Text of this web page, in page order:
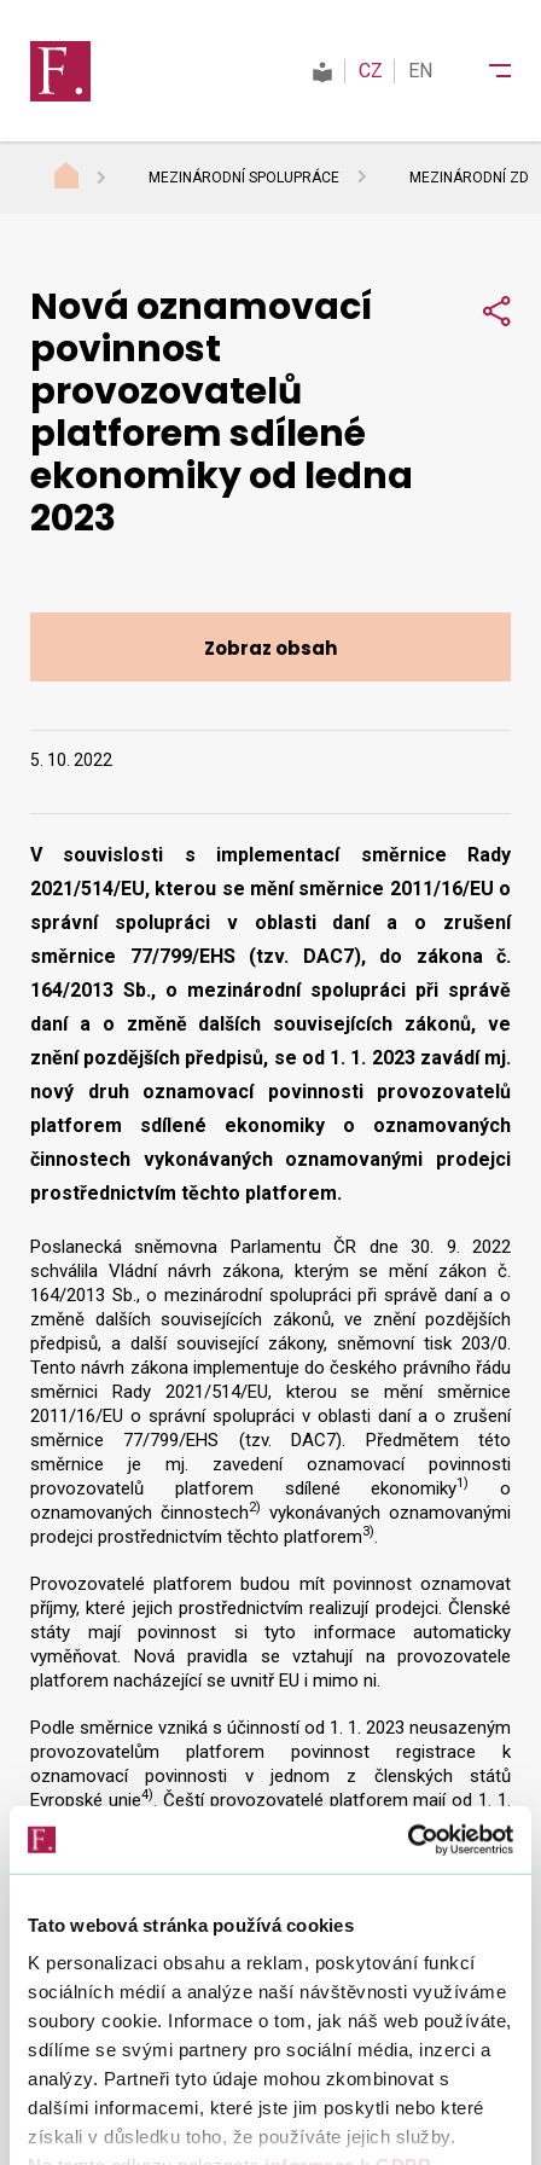
Tato webová stránka používá cookies
K personalizaci obsahu a reklam, poskytování funkcí
sociálních médií a analýze naší návštěvnosti využíváme
soubory cookie. Informace o tom, jak náš web používáte,
sdílíme se svými partnery pro sociální média, inzerci a
analýzy. Partneři tyto údaje mohou zkombinovat s
dalšími informacemi, které jste jim poskytli nebo které
získali v důsledku toho, že používáte jejich služby.
Daně
Mezinárodní spolupráce
Kontakty
CZ EN
MEZINÁRODNÍ SPOLUPRÁCE MEZINÁRODNÍ
5. 10. 2022
V souvislosti s implementací směrnice Rady
2021/514/EU, kterou se mění směrnice 2011/16/EU o
správní spolupráci v oblasti daní a o zrušení
směrnice 77/799/EHS (tzv. DAC7), do zákona č.
164/2013 Sb., o mezinárodní spolupráci při správě
daní a o změně dalších souvisejících zákonů, ve
znění pozdějších předpisů, se od 1. 1. 2023 zavádí mj.
nový druh oznamovací povinnosti provozovatelů
platforem sdílené ekonomiky o oznamovaných
činnostech vykonávaných oznamovanými prodejci
prostřednictvím těchto platforem.
Poslanecká sněmovna Parlamentu ČR dne 30. 9. 2022
schválila Vládní návrh zákona, kterým se mění zákon č.
164/2013 Sb., o mezinárodní spolupráci při správě daní a o
změně dalších souvisejících zákonů, ve znění pozdějších
předpisů, a další související zákony, sněmovní tisk 203/0.
Tento návrh zákona implementuje do českého právního řádu
směrnici Rady 2021/514/EU, kterou se mění směrnice
2011/16/EU o správní spolupráci v oblasti daní a o zrušení
směrnice 77/799/EHS (tzv. DAC7). Předmětem této
směrnice je mj. zavedení oznamovací povinnosti
provozovatelů platforem sdílené ekonomiky1)
o
oznamovaných činnostech2)
vykonávaných oznamovanými
prodejci prostřednictvím těchto platforem3).
Provozovatelé platforem budou mít povinnost oznamovat
příjmy, které jejich prostřednictvím realizují prodejci. Členské
státy mají povinnost si tyto informace automaticky
vyměňovat. Nová pravidla se vztahují na provozovatele
platforem nacházející se uvnitř EU i mimo ni.
Podle směrnice vzniká s účinností od 1. 1. 2023 neusazeným
provozovatelům platforem povinnost registrace k
oznamovací povinnosti v jednom z členských států
Evropské unie4)
. Čeští provozovatelé platforem mají od 1. 1.
2023 povinnost ohlásit se k oznamovací povinnosti.
Samotné oznámení o oznamovaných prodejcích mají
kalendářního roku následujícího po oznamovaném období5),
za které je podáváno. Lhůta pro podání prvního oznámení
bude do 31. 1. 2024 za oznamované období 2023.
Pro správnou identifikaci prodejce bude muset oznamující
provozovatel platformy sdílené ekonomiky dodržovat a
uplatňovat postupy náležité péče (tzv. due diligence
procedures), které jsou uvedeny v příloze č. 4 Vládního
návrhu zákona č. 164/2013 Sb. (příloha V směrnice Rady
2011/16/EU).
Nová oznamovací
povinnost
provozovatelů
platforem sdílené
ekonomiky od ledna
2023
Zobraz obsah